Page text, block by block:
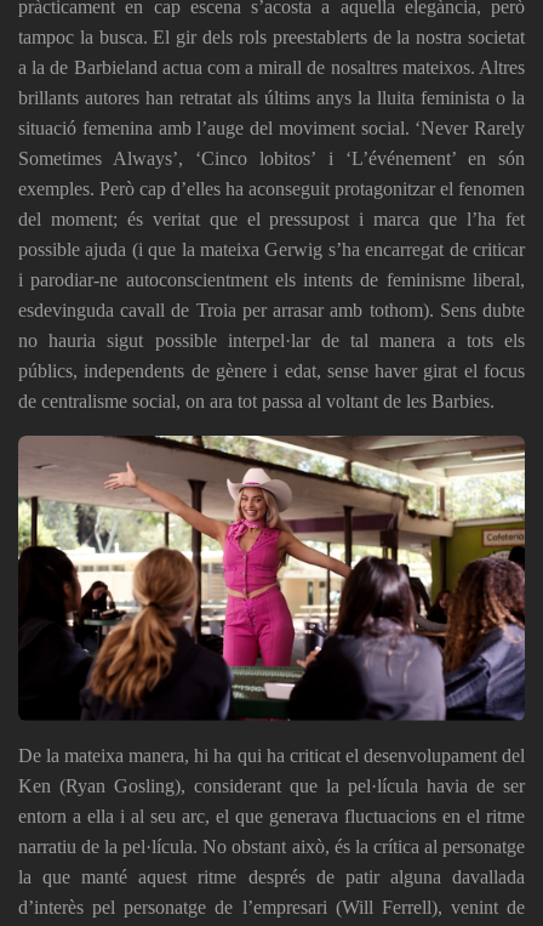
pràcticament en cap escena s’acosta a aquella elegància, però
tampoc la busca. El gir dels rols preestablerts de la nostra societat
a la de Barbieland actua com a mirall de nosaltres mateixos. Altres
brillants autores han retratat als últims anys la lluita feminista o la
situació femenina amb l’auge del moviment social. ‘Never Rarely
Sometimes Always’, ‘Cinco lobitos’ i ‘L’événement’ en són
exemples. Però cap d’elles ha aconseguit protagonitzar el fenomen
del moment; és veritat que el pressupost i marca que l’ha fet
possible ajuda (i que la mateixa Gerwig s’ha encarregat de criticar
i parodiar-ne autoconscientment els intents de feminisme liberal,
esdevinguda cavall de Troia per arrasar amb tothom). Sens dubte
no hauria sigut possible interpel·lar de tal manera a tots els
públics, independents de gènere i edat, sense haver girat el focus
de centralisme social, on ara tot passa al voltant de les Barbies.
De la mateixa manera, hi ha qui ha criticat el desenvolupament del
Ken (Ryan Gosling), considerant que la pel·lícula havia de ser
entorn a ella i al seu arc, el que generava fluctuacions en el ritme
narratiu de la pel·lícula. No obstant això, és la crítica al personatge
la que manté aquest ritme després de patir alguna davallada
d’interès pel personatge de l’empresari (Will Ferrell), venint de